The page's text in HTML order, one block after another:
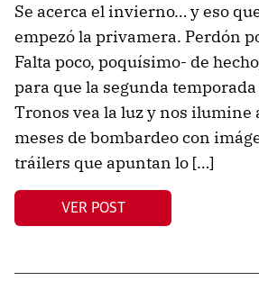
Se acerca el invierno… y eso
empezó la privamera. Perdón
Falta poco, poquísimo- de
para que la segunda temporada
Tronos vea la luz y nos ilumine
meses de bombardeo con
tráilers que apuntan lo […]
VER POST